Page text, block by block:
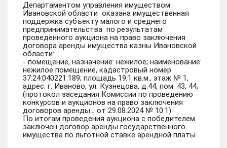
Департаментом управления имуществом
Ивановской области оказана имущественная
поддержка субъекту малого и среднего
предпринимательства по результатам
проведенного аукциона на право заключения
договора аренды имущества казны Ивановской
области:
- помещение, назначение: нежилое; наименование:
нежилое помещение, кадастровый номер
37:24:040221:189; площадь 19,1 кв.м., этаж № 1,
адрес: г. Иваново, ул. Кузнецова, д.44, пом. 43, 44;
(протокол заседания Комиссии по проведению
конкурсов и аукционов на право заключения
договоров аренды… от 29.08.2024 № 10.1).
По итогам проведения аукциона с победителем
заключен договор аренды государственного
имущества по льготной ставке арендной платы.